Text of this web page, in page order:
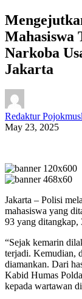
Mahasiswa
Narkoba
Jakarta
Redaktur
May 23, 2025
Jakarta – Polisi
mahasiswa yang
93 yang ditangkap,
“Sejak kemarin
terjadi. Kemudian,
diamankan. Dari
Kabid Humas
kepada wartawan